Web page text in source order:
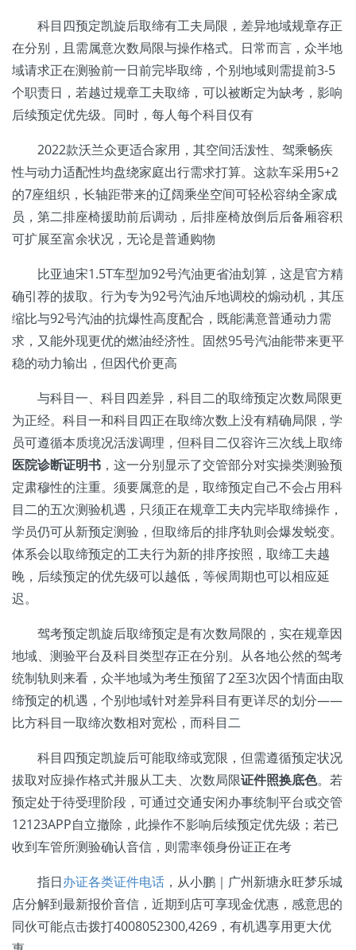
科目四预定凯旋后取缔有工夫局限，差异地域规章存正
在分别，且需属意次数局限与操作格式。日常而言，众半地
域请求正在测验前一日前完毕取缔，个别地域则需提前3-5
个职责日，若越过规章工夫取缔，可以被断定为缺考，影响
后续预定优先级。同时，每人每个科目仅有
2022款沃兰众更适合家用，其空间活泼性、驾乘畅疾
性与动力适配性均盘绕家庭出行需求打算。这款车采用5+2
的7座组织，长轴距带来的辽阔乘坐空间可轻松容纳全家成
员，第二排座椅援助前后调动，后排座椅放倒后后备厢容积
可扩展至富余状况，无论是普通购物
比亚迪宋1.5T车型加92号汽油更省油划算，这是官方精
确引荐的拔取。行为专为92号汽油斥地调校的煽动机，其压
缩比与92号汽油的抗爆性高度配合，既能满意普通动力需
求，又能外现更优的燃油经济性。固然95号汽油能带来更平
稳的动力输出，但因代价更高
与科目一、科目四差异，科目二的取缔预定次数局限更
为正经。科目一和科目四正在取缔次数上没有精确局限，学
员可遵循本质境况活泼调理，但科目二仅容许三次线上取缔
医院诊断证明书 ，这一分别显示了交管部分对实操类测验预
定肃穆性的注重。须要属意的是，取缔预定自己不会占用科
目二的五次测验机遇，只须正在规章工夫内完毕取缔操作，
学员仍可从新预定测验，但取缔后的排序轨则会爆发蜕变。
体系会以取缔预定的工夫行为新的排序按照，取缔工夫越
晚，后续预定的优先级可以越低，等候周期也可以相应延
迟。
驾考预定凯旋后取缔预定是有次数局限的，实在规章因
地域、测验平台及科目类型存正在分别。从各地公然的驾考
统制轨则来看，众半地域为考生预留了2至3次因个情面由取
缔预定的机遇，个别地域针对差异科目有更详尽的划分——
比方科目一取缔次数相对宽松，而科目二
科目四预定凯旋后可能取缔或宽限，但需遵循预定状况
拔取对应操作格式并服从工夫、次数局限证件照换底色。若
预定处于待受理阶段，可通过交通安闲办事统制平台或交管
12123APP自立撤除，此操作不影响后续预定优先级；若已
收到车管所测验确认音信，则需率领身份证正在考
指日办证各类证件电话 ，从小鹏｜广州新塘永旺梦乐城
店分解到最新报价音信，近期到店可享现金优惠，感意思的
同伙可能点击拨打4008052300,4269，有机遇享用更大优